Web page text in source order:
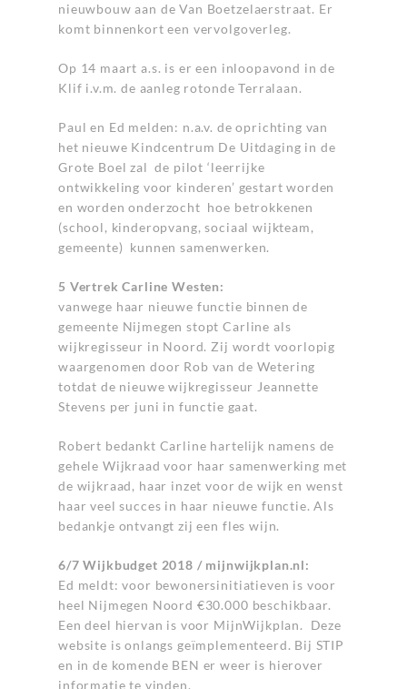
nieuwbouw aan de Van Boetzelaerstraat. Er
komt binnenkort een vervolgoverleg.
Op 14 maart a.s. is er een inloopavond in de
Klif i.v.m. de aanleg rotonde Terralaan.
Paul en Ed melden: n.a.v. de oprichting van
het nieuwe Kindcentrum De Uitdaging in de
Grote Boel zal de pilot ‘leerrijke
ontwikkeling voor kinderen’ gestart worden
en worden onderzocht hoe betrokkenen
(school, kinderopvang, sociaal wijkteam,
gemeente) kunnen samenwerken.
5 Vertrek Carline Westen:
vanwege haar nieuwe functie binnen de
gemeente Nijmegen stopt Carline als
wijkregisseur in Noord. Zij wordt voorlopig
waargenomen door Rob van de Wetering
totdat de nieuwe wijkregisseur Jeannette
Stevens per juni in functie gaat.
Robert bedankt Carline hartelijk namens de
gehele Wijkraad voor haar samenwerking met
de wijkraad, haar inzet voor de wijk en wenst
haar veel succes in haar nieuwe functie. Als
bedankje ontvangt zij een fles wijn.
6/7 Wijkbudget 2018 / mijnwijkplan.nl:
Ed meldt: voor bewonersinitiatieven is voor
heel Nijmegen Noord €30.000 beschikbaar.
Een deel hiervan is voor MijnWijkplan. Deze
website is onlangs geïmplementeerd. Bij STIP
en in de komende BEN er weer is hierover
informatie te vinden.